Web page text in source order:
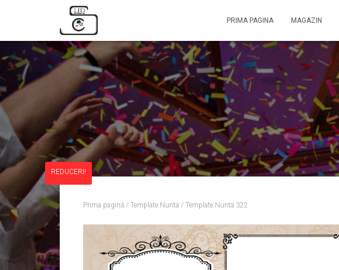
PRIMA PAGINA MAGAZIN
REDUCERI!
Prima pagină / Template Nunta / Template Nunta 322